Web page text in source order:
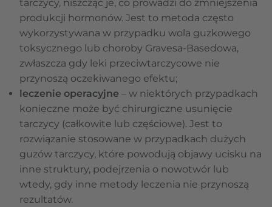
tarczycy, niszcząc je, co prowadzi do zmniejszenia
produkcji hormonów. Jest to metoda często
wykorzystywana w przypadku wola guzkowego
toksycznego lub choroby Gravesa-Basedowa,
zwłaszcza gdy leki przeciwtarczycowe nie
przynoszą oczekiwanego efektu;
leczenie operacyjne – w niektórych przypadkach
konieczne może być chirurgiczne usunięcie
tarczycy (całkowite lub częściowe). Jest to
rozwiązanie stosowane w przypadkach dużych
guzów tarczycy, które powodują objawy ucisku na
inne struktury, podejrzenia o nowotwór lub
wtedy, gdy inne metody leczenia nie przynoszą
rezultatów.